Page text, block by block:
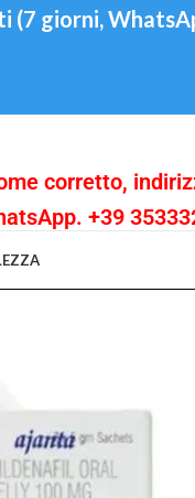
WhatsApp:
corretto,
+39